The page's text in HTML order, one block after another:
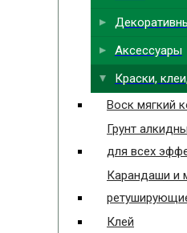
Аксессуары
Краски,
Воск мягкий
Грунт
для всех
Карандаши и
Клей